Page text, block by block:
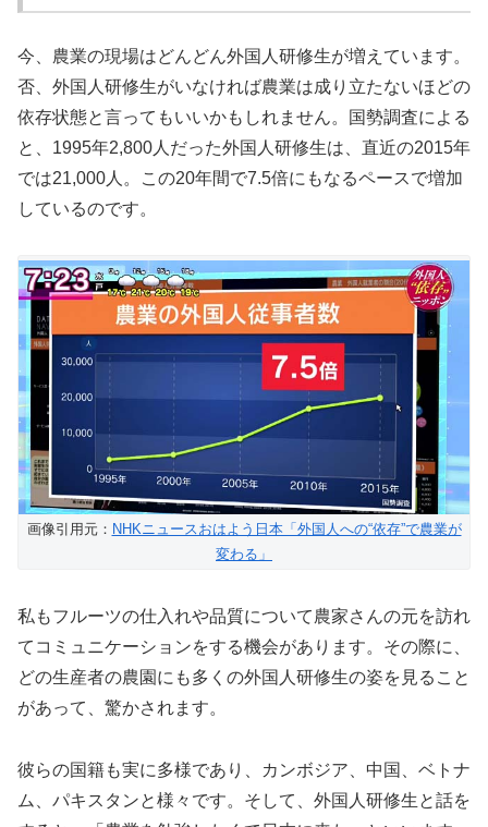
今、農業の現場はどんどん外国人研修生が増えています。
否、外国人研修生がいなければ農業は成り立たないほどの
依存状態と言ってもいいかもしれません。国勢調査による
と、1995年2,800人だった外国人研修生は、直近の2015年
では21,000人。この20年間で7.5倍にもなるペースで増加
しているのです。
画像引用元： NHKニュースおはよう日本「外国人への“依存”で農業が
変わる」
私もフルーツの仕入れや品質について農家さんの元を訪れ
てコミュニケーションをする機会があります。その際に、
どの生産者の農園にも多くの外国人研修生の姿を見ること
があって、驚かされます。
彼らの国籍も実に多様であり、カンボジア、中国、ベトナ
ム、パキスタンと様々です。そして、外国人研修生と話を